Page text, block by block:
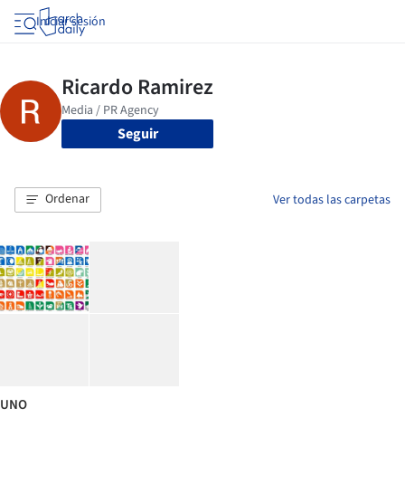
Iniciar sesión
Seguir
Ordenar Ver todas las carpetas
UNO